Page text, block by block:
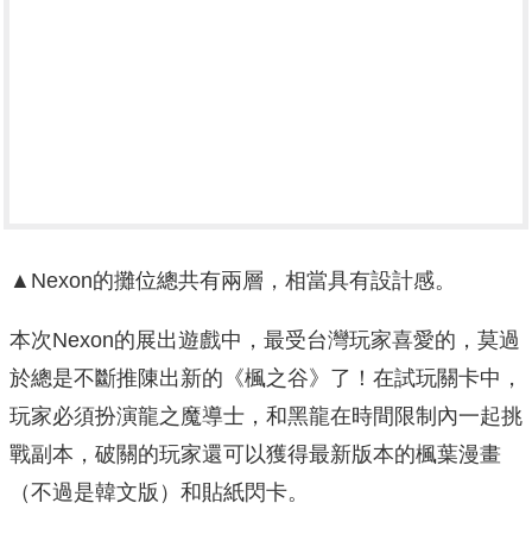
▲Nexon的攤位總共有兩層，相當具有設計感。
本次Nexon的展出遊戲中，最受台灣玩家喜愛的，莫過
於總是不斷推陳出新的《楓之谷》了！在試玩關卡中，
玩家必須扮演龍之魔導士，和黑龍在時間限制內一起挑
戰副本，破關的玩家還可以獲得最新版本的楓葉漫畫
（不過是韓文版）和貼紙閃卡。